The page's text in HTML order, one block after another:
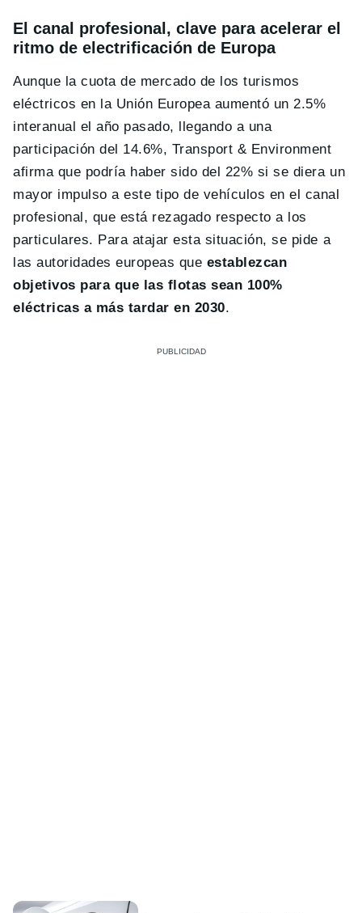
El canal profesional, clave para acelerar el
ritmo de electrificación de Europa
Aunque la cuota de mercado de los turismos
eléctricos en la Unión Europea aumentó un 2.5%
interanual el año pasado, llegando a una
participación del 14.6%, Transport & Environment
afirma que podría haber sido del 22% si se diera un
mayor impulso a este tipo de vehículos en el canal
profesional, que está rezagado respecto a los
particulares. Para atajar esta situación, se pide a
las autoridades europeas que establezcan
objetivos para que las flotas sean 100%
eléctricas a más tardar en 2030.